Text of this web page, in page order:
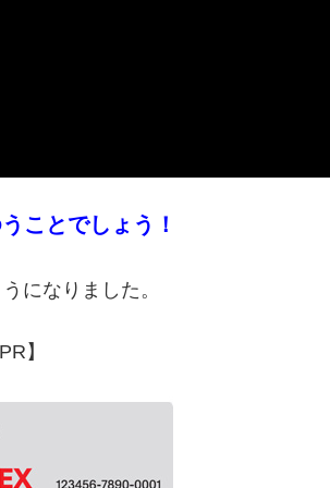
ことでしょう！
になりました。
】